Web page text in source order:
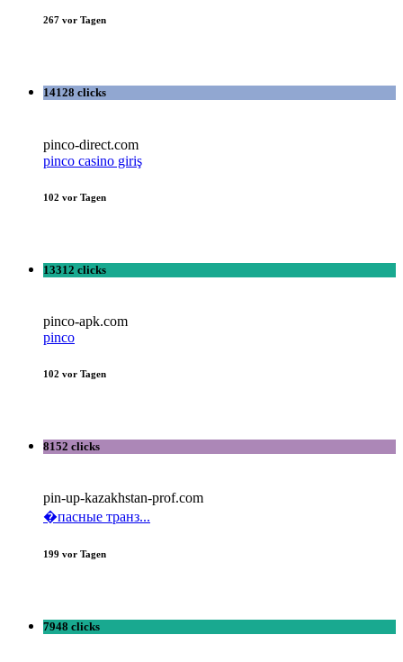
267 vor Tagen
14128 clicks
pinco-direct.com
pinco casino giriş
102 vor Tagen
13312 clicks
pinco-apk.com
pinco
102 vor Tagen
8152 clicks
pin-up-kazakhstan-prof.com
�пасные транз...
199 vor Tagen
7948 clicks